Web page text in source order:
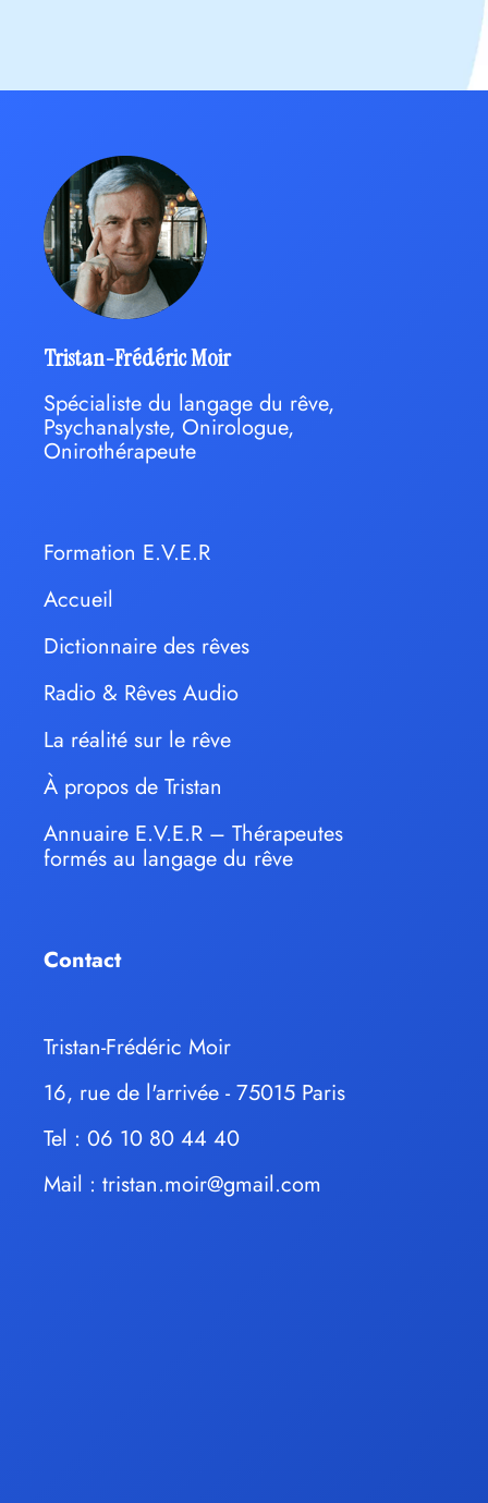
Tristan-Frédéric Moir
Spécialiste du langage du rêve,
Psychanalyste, Onirologue,
Onirothérapeute
Formation E.V.E.R
Accueil
Dictionnaire des rêves
Radio & Rêves Audio
La réalité sur le rêve
À propos de Tristan
Annuaire E.V.E.R – Thérapeutes
formés au langage du rêve
Contact
Tristan-Frédéric Moir
16, rue de l'arrivée - 75015 Paris
Tel : 06 10 80 44 40
Mail : tristan.moir@gmail.com